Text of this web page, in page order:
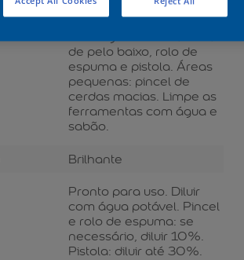
Balance
de pelo baixo, rolo de
espuma e pistola. Áreas
pequenas: pincel de
cerdas macias. Limpe as
ferramentas com água e
sabão.
Brilhante
Pronto para uso. Diluir
com água potável. Pincel
e rolo de espuma: se
necessário, diluir 10%.
Pistola: diluir até 30%.